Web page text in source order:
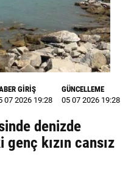
GİRİŞ
07 2026 19:28
GÜNCELLEME
05 07 2026 19:28
denizde
kızın cansız